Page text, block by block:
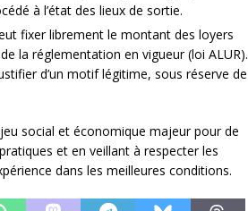
à l’état des lieux de sortie.
fixer librement le montant des loyers
la réglementation en vigueur (loi ALUR).
d’un motif légitime, sous réserve de
social et économique majeur pour de
et en veillant à respecter les
dans les meilleures conditions.